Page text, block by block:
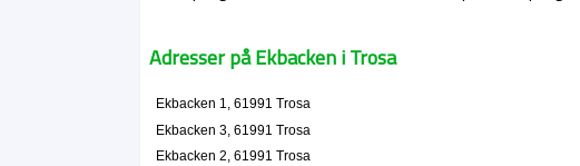
Adresser på Ekbacken i Trosa
Ekbacken 1, 61991 Trosa
Ekbacken 3, 61991 Trosa
Ekbacken 2, 61991 Trosa